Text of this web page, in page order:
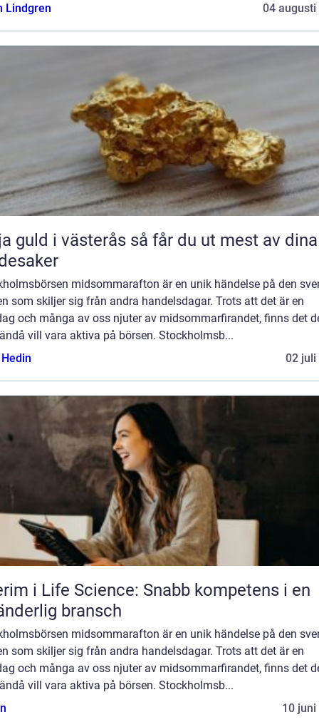
Lindgren
04 augusti
i västerås så får du ut mest av dina
midsommarafton är en unik händelse på den
som skiljer sig från andra handelsdagar. Trots att det är en
och många av oss njuter av midsommarfirandet, finns det
vill vara aktiva på börsen. Stockholmsb...
02 juli
i Life Science: Snabb kompetens i en
bransch
midsommarafton är en unik händelse på den
som skiljer sig från andra handelsdagar. Trots att det är en
och många av oss njuter av midsommarfirandet, finns det
vill vara aktiva på börsen. Stockholmsb...
10 juni